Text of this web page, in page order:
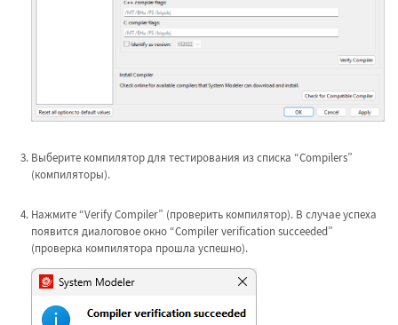
Выберите компилятор для тестирования из списка “Compilers”
(компиляторы).
Нажмите “Verify Compiler” (проверить компилятор). В случае успеха
появится диалоговое окно “Compiler verification succeeded”
(проверка компилятора прошла успешно).